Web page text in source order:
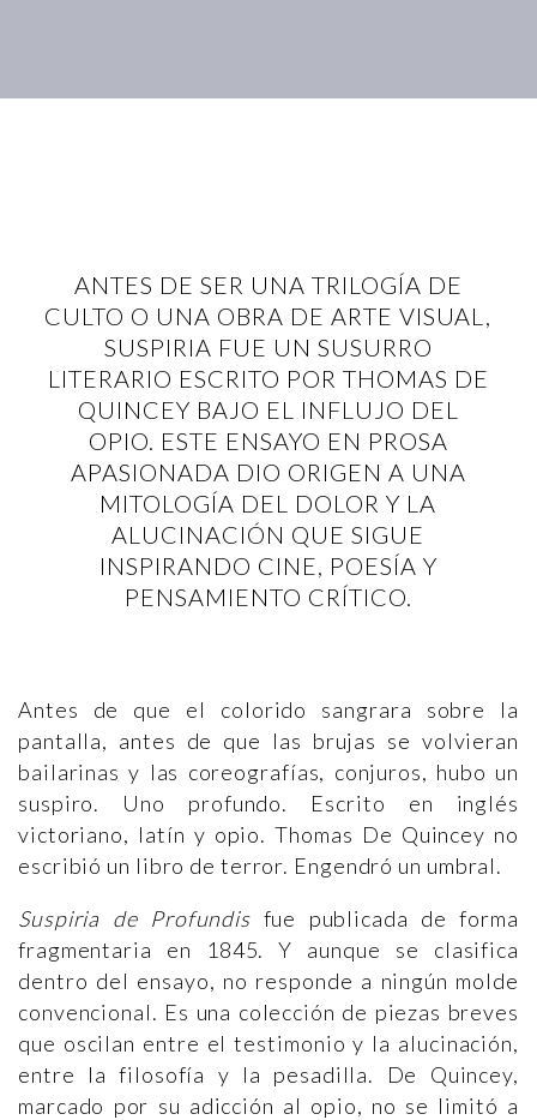
ANTES DE SER UNA TRILOGÍA DE
CULTO O UNA OBRA DE ARTE VISUAL,
SUSPIRIA FUE UN SUSURRO
LITERARIO ESCRITO POR THOMAS DE
QUINCEY BAJO EL INFLUJO DEL
OPIO. ESTE ENSAYO EN PROSA
APASIONADA DIO ORIGEN A UNA
MITOLOGÍA DEL DOLOR Y LA
ALUCINACIÓN QUE SIGUE
INSPIRANDO CINE, POESÍA Y
PENSAMIENTO CRÍTICO.
Antes de que el colorido sangrara sobre la
pantalla, antes de que las brujas se volvieran
bailarinas y las coreografías, conjuros, hubo un
suspiro. Uno profundo. Escrito en inglés
victoriano, latín y opio. Thomas De Quincey no
escribió un libro de terror. Engendró un umbral.
Suspiria de Profundis fue publicada de forma
fragmentaria en 1845. Y aunque se clasifica
dentro del ensayo, no responde a ningún molde
convencional. Es una colección de piezas breves
que oscilan entre el testimonio y la alucinación,
entre la filosofía y la pesadilla. De Quincey,
marcado por su adicción al opio, no se limitó a